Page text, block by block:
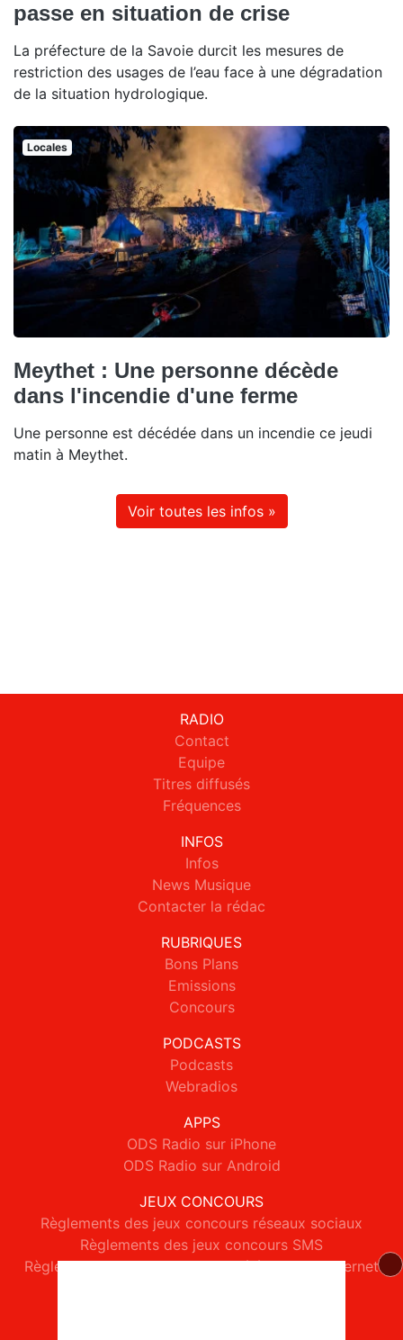
passe en situation de crise
La préfecture de la Savoie durcit les mesures de
restriction des usages de l’eau face à une dégradation
de la situation hydrologique.
Locales
Meythet : Une personne décède
dans l'incendie d'une ferme
Une personne est décédée dans un incendie ce jeudi
matin à Meythet.
Voir toutes les infos »
RADIO
Contact
Equipe
Titres diffusés
Fréquences
INFOS
Infos
News Musique
Contacter la rédac
RUBRIQUES
Bons Plans
Emissions
Concours
PODCASTS
Podcasts
Webradios
APPS
ODS Radio sur iPhone
ODS Radio sur Android
JEUX CONCOURS
Règlements des jeux concours réseaux sociaux
Règlements des jeux concours SMS
Règlements des jeux concours téléphone et internet